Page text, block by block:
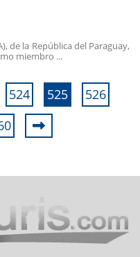
de la República del Paraguay,
miembro ...
524 525
526